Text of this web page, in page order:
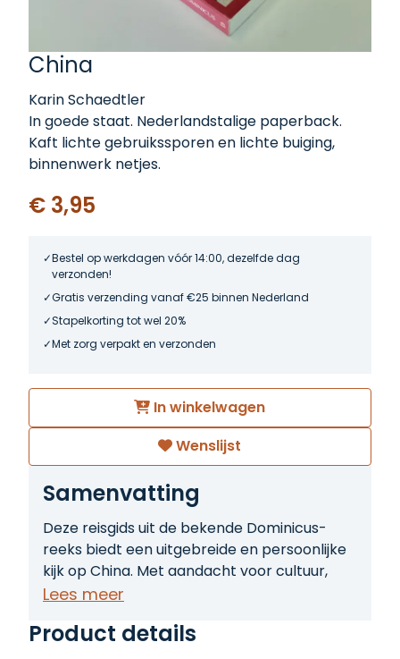
China
Karin Schaedtler
In goede staat. Nederlandstalige paperback.
Kaft lichte gebruikssporen en lichte buiging,
binnenwerk netjes.
€ 3,95
Bestel op werkdagen vóór 14:00, dezelfde dag
verzonden!
Gratis verzending vanaf €25 binnen Nederland
Stapelkorting tot wel 20%
Met zorg verpakt en verzonden
In winkelwagen
Wenslijst
Samenvatting
Deze reisgids uit de bekende Dominicus-
reeks biedt een uitgebreide en persoonlijke
kijk op China. Met aandacht voor cultuur,
geschiedenis, religie en dagelijks leven
plekken en minder bekende routes. Ideaal
Lees meer
Product details